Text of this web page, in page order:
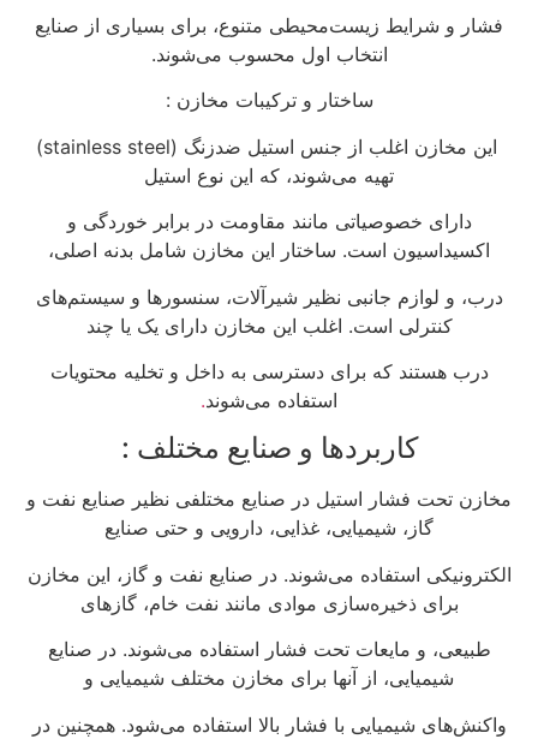
فشار و شرایط زیست‌محیطی متنوع، برای بسیاری از صنایع
انتخاب اول محسوب می‌شوند.
ساختار و ترکیبات مخازن :
این مخازن اغلب از جنس استیل ضدزنگ (stainless steel)
تهیه می‌شوند، که این نوع استیل
دارای خصوصیاتی مانند مقاومت در برابر خوردگی و
اکسیداسیون است. ساختار این مخازن شامل بدنه اصلی،
درب، و لوازم جانبی نظیر شیرآلات، سنسورها و سیستم‌های
کنترلی است. اغلب این مخازن دارای یک یا چند
درب هستند که برای دسترسی به داخل و تخلیه محتویات
استفاده می‌شوند.
کاربردها و صنایع مختلف :
مخازن تحت فشار استیل در صنایع مختلفی نظیر صنایع نفت و
گاز، شیمیایی، غذایی، دارویی و حتی صنایع
الکترونیکی استفاده می‌شوند. در صنایع نفت و گاز، این مخازن
برای ذخیره‌سازی موادی مانند نفت خام، گازهای
طبیعی، و مایعات تحت فشار استفاده می‌شوند. در صنایع
شیمیایی، از آنها برای مخازن مختلف شیمیایی و
واکنش‌های شیمیایی با فشار بالا استفاده می‌شود. همچنین در